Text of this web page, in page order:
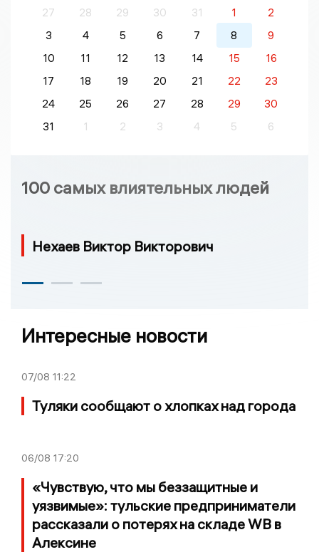
27
28 29 30 31 1
2
3
4 5 6 7 8
9
10
11 12 13 14 15
16
17
18 19 20 21 22
23
24
25 26 27 28 29
30
31
1 2 3 4 5 6
100 самых влиятельных людей
Нехаев Виктор Викторович
Интересные новости
07/08 11:22
Туляки сообщают о хлопках над города
06/08 17:20
«Чувствую, что мы беззащитные и
уязвимые»: тульские предприниматели
рассказали о потерях на складе WB в
Алексине